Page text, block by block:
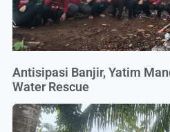
Antisipasi Banjir, Yatim
Water Rescue